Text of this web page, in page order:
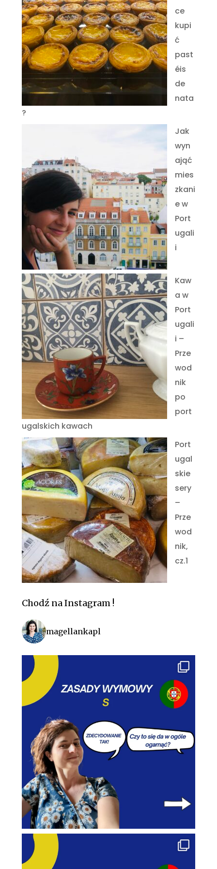
ce
kupi
ć
past
éis
de
nata
?
Jak
wyn
ająć
mies
zkani
e w
Port
ugali
i
Kaw
a w
Port
ugali
i –
Prze
wod
nik
po
port
ugalskich kawach
Port
ugal
skie
sery
–
Prze
wod
nik,
cz.1
Chodź na Instagram !
magellankapl